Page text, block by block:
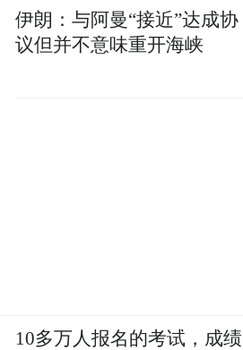
伊朗：与阿曼“接近”达成协
议但并不意味重开海峡
10多万人报名的考试，成绩